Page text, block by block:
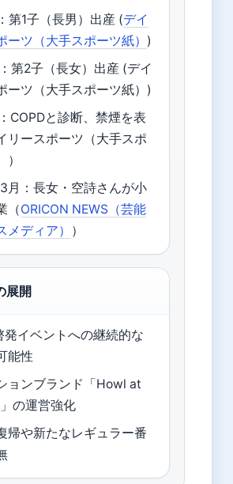
第1子（長男）出産 (デイ
ーツ（大手スポーツ紙） )
第2子（長女）出産 (デイ
ーツ（大手スポーツ紙）)
COPDと診断、禁煙を表
リースポーツ（大手スポ
月：長女・空詩さんが小
（ORICON NEWS（芸能
メディア） ）
展開
発イベントへの継続的な
能性
ョンブランド「Howl at
の運営強化
帰や新たなレギュラー番